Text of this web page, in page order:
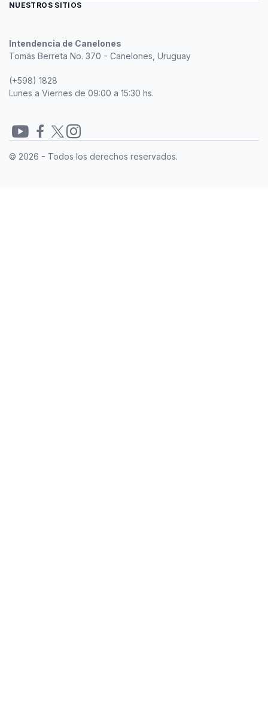
Intendencia de Canelones
Tomás Berreta No. 370 - Canelones, Uruguay
(+598) 1828
Lunes a Viernes de 09:00 a 15:30 hs.
NUESTROS SITIOS
© 2026 - Todos los derechos reservados.
Redes